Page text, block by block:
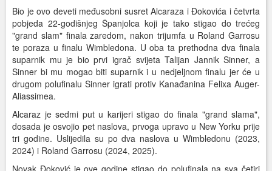
Bio je ovo deveti međusobni susret Alcaraza i Đokovića i četvrta
pobjeda 22-godišnjeg Španjolca koji je tako stigao do trećeg
"grand slam" finala zaredom, nakon trijumfa u Roland Garrosu
te poraza u finalu Wimbledona. U oba ta prethodna dva finala
suparnik mu je bio prvi igrač svijeta Talijan Jannik Sinner, a
Sinner bi mu mogao biti suparnik i u nedjeljnom finalu jer će u
drugom polufinalu Sinner igrati protiv Kanađanina Felixa Auger-
Aliassimea.
Alcaraz je sedmi put u karijeri stigao do finala "grand slama",
dosada je osvojio pet naslova, prvoga upravo u New Yorku prije
tri godine. Uslijedila su po dva naslova u Wimbledonu (2023,
2024) i Roland Garrosu (2024, 2025).